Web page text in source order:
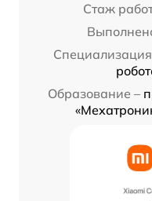
Стаж
Образование –